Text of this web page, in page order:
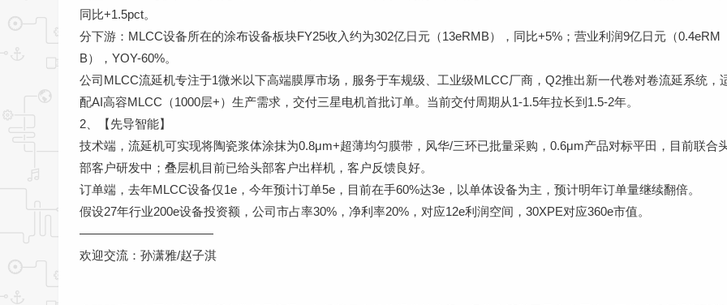
同比+1.5pct。
分下游：MLCC设备所在的涂布设备板块FY25收入约为302亿日元（13eRMB），同比+5%；营业利润9亿日元（0.4eRM
B），YOY-60%。
公司MLCC流延机专注于1微米以下高端膜厚市场，服务于车规级、工业级MLCC厂商，Q2推出新一代卷对卷流延系统，
配AI高容MLCC（1000层+）生产需求，交付三星电机首批订单。当前交付周期从1-1.5年拉长到1.5-2年。
2、【先导智能】
技术端，流延机可实现将陶瓷浆体涂抹为0.8μm+超薄均匀膜带，风华/三环已批量采购，0.6μm产品对标平田，目前联合
部客户研发中；叠层机目前已给头部客户出样机，客户反馈良好。
订单端，去年MLCC设备仅1e，今年预计订单5e，目前在手60%达3e，以单体设备为主，预计明年订单量继续翻倍。
假设27年行业200e设备投资额，公司市占率30%，净利率20%，对应12e利润空间，30XPE对应360e市值。
———————————
欢迎交流：孙潇雅/赵子淇